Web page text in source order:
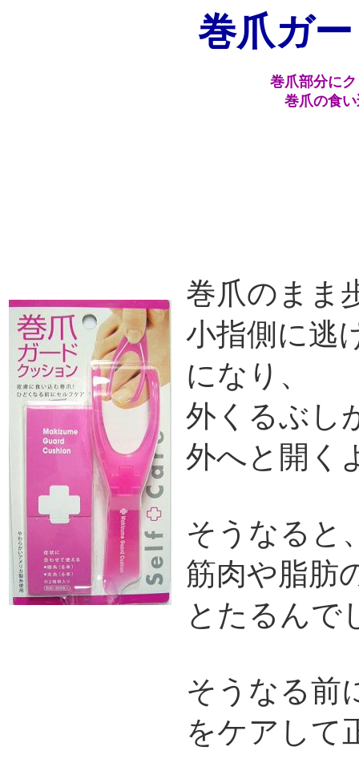
巻爪ガ
巻爪部分に
巻爪の食
巻爪のまま
小指側に逃
になり、
外くるぶし
外へと開く
そうなると
筋肉や脂肪
とたるんで
そうなる前
をケアして